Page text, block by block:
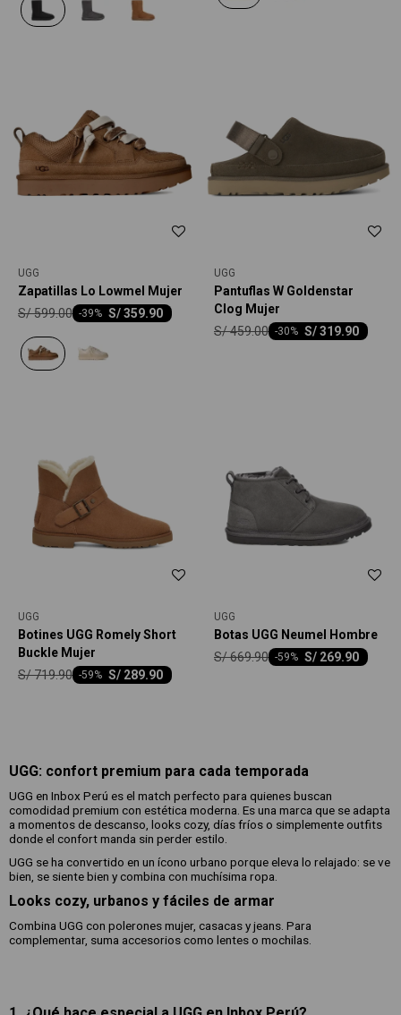
UGG
Zapatillas Lo Lowmel Mujer
S/359.90
-39
S/599.00
UGG
Pantuflas W Goldenstar
Clog Mujer
S/319.90
-30
S/459.00
UGG
Botines UGG Romely Short
Buckle Mujer
S/ 289.90
-59
S/719.90
UGG
Botas UGG Neumel Hombre
S/ 269.90
-59
S/669.90
UGG: confort premium para cada temporada
UGG en Inbox Perú es el match perfecto para quienes buscan
comodidad premium con estética moderna. Es una marca que se adapta
a momentos de descanso, looks cozy, días fríos o simplemente outfits
donde el confort manda sin perder estilo.
UGG se ha convertido en un ícono urbano porque eleva lo relajado: se ve
bien, se siente bien y combina con muchísima ropa.
Looks cozy, urbanos y fáciles de armar
Combina UGG con polerones mujer, casacas y jeans. Para
complementar, suma accesorios como lentes o mochilas.